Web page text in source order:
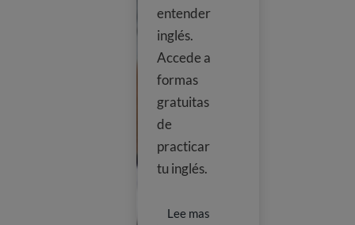
entender
inglés.
Accede a
formas
gratuitas
de
practicar
tu inglés.
Lee mas